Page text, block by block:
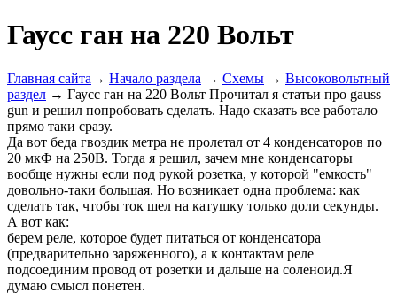
Гаусс ган на 220 Вольт
Главная сайта → Начало раздела → Схемы → Высоковольтный
раздел → Гаусс ган на 220 Вольт Прочитал я статьи про gauss
gun и решил попробовать сделать. Надо сказать все работало
прямо таки сразу.
Да вот беда гвоздик метра не пролетал от 4 конденсаторов по
20 мкФ на 250В. Тогда я решил, зачем мне конденсаторы
вообще нужны если под рукой розетка, у которой "емкость"
довольно-таки большая. Но возникает одна проблема: как
сделать так, чтобы ток шел на катушку только доли секунды.
А вот как:
берем реле, которое будет питаться от конденсатора
(предварительно заряженного), а к контактам реле
подсоединим провод от розетки и дальше на соленоид.Я
думаю смысл понетен.